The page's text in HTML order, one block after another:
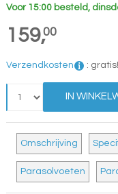
Voor 15:00 besteld,
159,00
Verzendkosten : gratis!
IN
Omschrijving
Parasolvoeten